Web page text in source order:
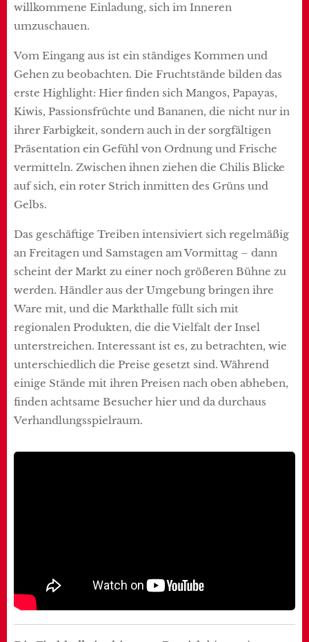
willkommene Einladung, sich im Inneren
umzuschauen.
Vom Eingang aus ist ein ständiges Kommen und
Gehen zu beobachten. Die Fruchtstände bilden das
erste Highlight: Hier finden sich Mangos, Papayas,
Kiwis, Passionsfrüchte und Bananen, die nicht nur in
ihrer Farbigkeit, sondern auch in der sorgfältigen
Präsentation ein Gefühl von Ordnung und Frische
vermitteln. Zwischen ihnen ziehen die Chilis Blicke
auf sich, ein roter Strich inmitten des Grüns und
Gelbs.
Das geschäftige Treiben intensiviert sich regelmäßig
an Freitagen und Samstagen am Vormittag – dann
scheint der Markt zu einer noch größeren Bühne zu
werden. Händler aus der Umgebung bringen ihre
Ware mit, und die Markthalle füllt sich mit
regionalen Produkten, die die Vielfalt der Insel
unterstreichen. Interessant ist es, zu betrachten, wie
unterschiedlich die Preise gesetzt sind. Während
einige Stände mit ihren Preisen nach oben abheben,
finden achtsame Besucher hier und da durchaus
Verhandlungsspielraum.